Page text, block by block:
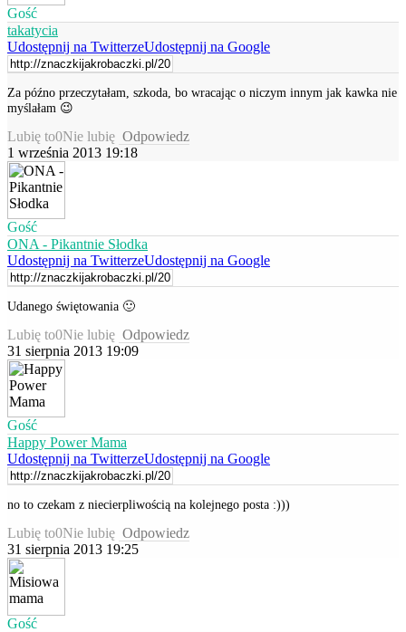
Gość
takatycia
Udostępnij na TwitterzeUdostępnij na Google
Za późno przeczytałam, szkoda, bo wracając o niczym innym jak kawka nie
myślałam 😉
Lubię to0Nie lubię Odpowiedz
1 września 2013 19:18
Gość
ONA - Pikantnie Słodka
Udostępnij na TwitterzeUdostępnij na Google
Udanego świętowania 🙂
Lubię to0Nie lubię Odpowiedz
31 sierpnia 2013 19:09
Gość
Happy Power Mama
Udostępnij na TwitterzeUdostępnij na Google
no to czekam z niecierpliwością na kolejnego posta :)))
Lubię to0Nie lubię Odpowiedz
31 sierpnia 2013 19:25
Gość